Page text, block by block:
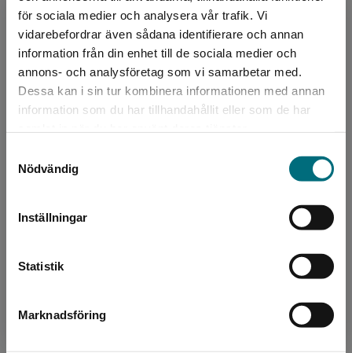
för sociala medier och analysera vår trafik. Vi
vidarebefordrar även sådana identifierare och annan
information från din enhet till de sociala medier och
annons- och analysföretag som vi samarbetar med.
Dessa kan i sin tur kombinera informationen med annan
information som du har tillhandahållit eller som de har
Nödvändig
Inställningar
Statistik
Marknadsföring
Begränsad fraktregion
Det verkar som att du besöker
nyponochviljaforlag.se via en enhet utanför
Sverige. För att kunna slutföra ett köp måste
Emma Graves, född 1979, är formgivare med
inriktning på böcker och bokomslag. Hon växte
upp med ett starkt intresse för typografi och
visuell kommu...